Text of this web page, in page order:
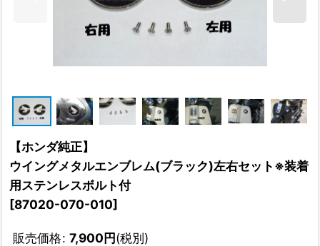
【ホンダ純正】
ウイングメタルエンブレム(ブラック)左右セット※装着
用ステンレスボルト付
[87020-070-010]
販売価格: 7,900円(税別)